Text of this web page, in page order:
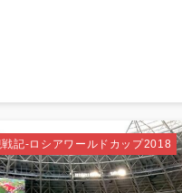
記-ロシアワールドカップ2018